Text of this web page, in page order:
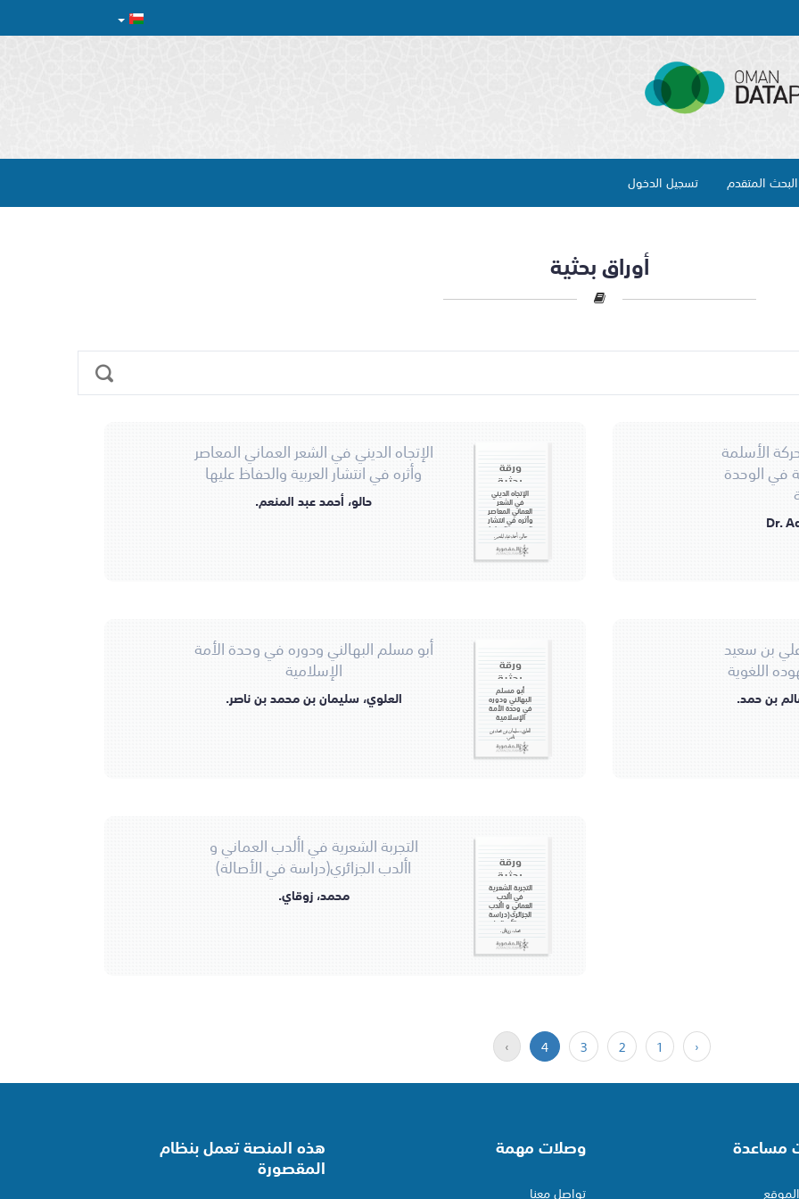
البحث المتقدم تسجيل الدخول
أوراق بحثية
ورقة
بحثية
الإتجاه الديني
في الشعر
العماني المعاصر
وأثره في انتشار
العربية والحفاظ
عليها
حالو، أحمد عبد المنعم.
الإتجاه الديني في الشعر العماني المعاصر
وأثره في انتشار العربية والحفاظ عليها
حالو، أحمد عبد المنعم.
الأسلمة
في الوحدة
Dr.
ورقة
بحثية
أبو مسلم
البهالني ودوره
في وحدة الأمة
الإسلامية
العلوي، سليمان بن محمد بن
ناصر.
أبو مسلم البهالني ودوره في وحدة الأمة
الإسلامية
العلوي، سليمان بن محمد بن ناصر.
بن سعيد
اللغوية
بن حمد.
ورقة
بحثية
التجربة الشعرية
في األدب
العماني و األدب
الجزائري(دراسة
في الأصالة)
محمد، زوقاي.
التجربة الشعرية في األدب العماني و
األدب الجزائري(دراسة في الأصالة)
محمد، زوقاي.
‹
1
2
3
4
›
مساعدة وصلات مهمة
تواصل معنا
هذه المنصة تعمل بنظام
المقصورة